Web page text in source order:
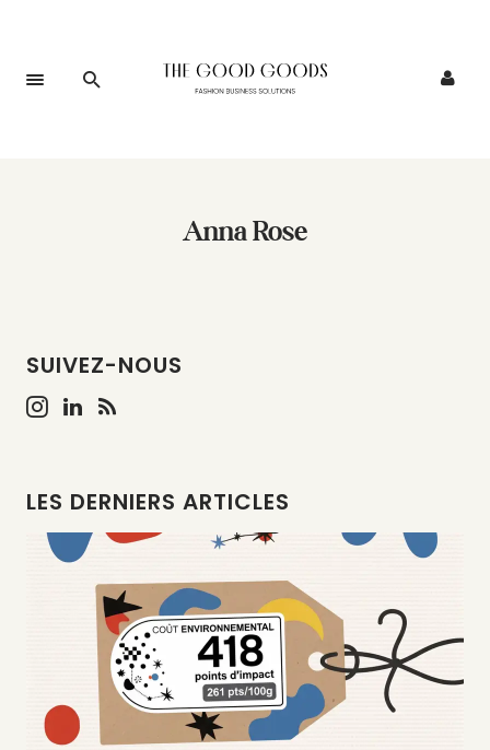
Anna Rose
SUIVEZ-NOUS
LES DERNIERS ARTICLES